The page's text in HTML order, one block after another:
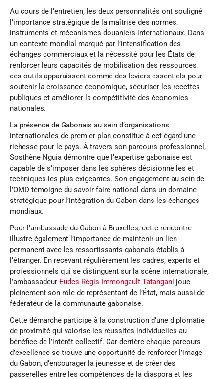
Au cours de l’entretien, les deux personnalités ont souligné
l’importance stratégique de la maîtrise des normes,
instruments et mécanismes douaniers internationaux. Dans
un contexte mondial marqué par l’intensification des
échanges commerciaux et la nécessité pour les États de
renforcer leurs capacités de mobilisation des ressources,
ces outils apparaissent comme des leviers essentiels pour
soutenir la croissance économique, sécuriser les recettes
publiques et améliorer la compétitivité des économies
nationales.
La présence de Gabonais au sein d’organisations
internationales de premier plan constitue à cet égard une
richesse pour le pays. À travers son parcours professionnel,
Sosthène Nguia démontre que l’expertise gabonaise est
capable de s’imposer dans les sphères décisionnelles et
techniques les plus exigeantes. Son engagement au sein de
l’OMD témoigne du savoir-faire national dans un domaine
stratégique pour l’intégration du Gabon dans les échanges
mondiaux.
Pour l’ambassade du Gabon à Bruxelles, cette rencontre
illustre également l’importance de maintenir un lien
permanent avec les ressortissants gabonais établis à
l’étranger. En recevant régulièrement les cadres, experts et
professionnels qui se distinguent sur la scène internationale,
l’ambassadeur Eudes Régis Immongault Tatangani joue
pleinement son rôle de représentant de l’État, mais aussi de
fédérateur de la communauté gabonaise.
Cette démarche participe à la construction d’une diplomatie
de proximité qui valorise les réussites individuelles au
bénéfice de l’intérêt collectif. Car derrière chaque parcours
d’excellence se trouve une opportunité de renforcer l’image
du Gabon, d’encourager la jeunesse et de créer des
passerelles entre les compétences de la diaspora et les